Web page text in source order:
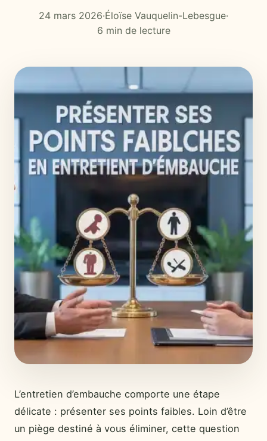
24 mars 2026·Éloïse Vauquelin-Lebesgue·
6 min de lecture
L’entretien d’embauche comporte une étape
délicate : présenter ses points faibles. Loin d’être
un piège destiné à vous éliminer, cette question